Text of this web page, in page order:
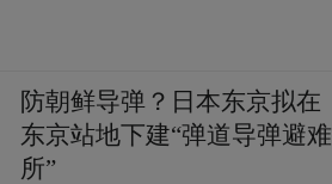
防朝鲜导弹？日本东京拟在
东京站地下建“弹道导弹避难
所”